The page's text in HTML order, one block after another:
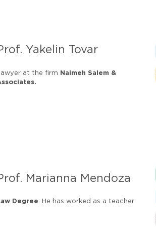
Yakelin Tovar
at the firm
Naimeh Salem &
Marianna Mendoza
Degree. He has worked as a teacher